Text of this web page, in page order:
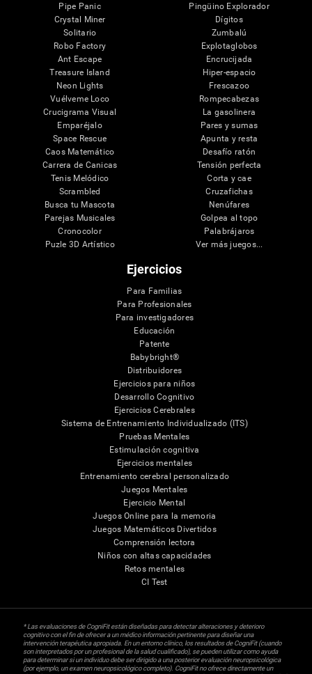
Pipe Panic
Crystal Miner
Solitario
Robo Factory
Ant Escape
Treasure Island
Neon Lights
Vuélveme Loco
Crucigrama Visual
Emparéjalo
Space Rescue
Caos Matemático
Carrera de Canicas
Tenis Melódico
Scrambled
Busca tu Mascota
Parejas Musicales
Cronocolor
Puzle 3D Artístico
Pingüino Explorador
Dígitos
Zumbalú
Explotaglobos
Encrucijada
Hiper-espacio
Frescazoo
Rompecabezas
La gasolinera
Pares y sumas
Apunta y resta
Desafío ratón
Tensión perfecta
Corta y cae
Cruzafichas
Nenúfares
Golpea al topo
Palabrájaros
Ver más juegos...
Ejercicios
Para Familias
Para Profesionales
Para investigadores
Educación
Patente
Babybright®
Distribuidores
Ejercicios para niños
Desarrollo Cognitivo
Ejercicios Cerebrales
Sistema de Entrenamiento Individualizado (ITS)
Pruebas Mentales
Estimulación cognitiva
Ejercicios mentales
Entrenamiento cerebral personalizado
Juegos Mentales
Ejercicio Mental
Juegos Online para la memoria
Juegos Matemáticos Divertidos
Comprensión lectora
Niños con altas capacidades
Retos mentales
CI Test
* Las evaluaciones de CogniFit están diseñadas para detectar alteraciones y deterioro
cognitivo con el fin de ofrecer a un médico información pertinente para diseñar una
intervención terapéutica apropiada. En un entorno clínico, los resultados de CogniFit (cuando
son interpretados por un profesional de la salud cualificado), se pueden utilizar como ayuda
para determinar si un individuo debe ser dirigido a una posterior evaluación neuropsicológica
(por ejemplo, un examen neuropsicológico completo). CogniFit no ofrece directamente un